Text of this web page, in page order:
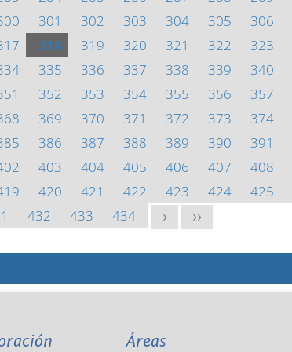
301 302 303 304 305 306
318 319 320 321 322 323
335 336 337 338 339 340
352 353 354 355 356 357
369 370 371 372 373 374
386 387 388 389 390 391
403 404 405 406 407 408
420 421 422 423 424 425
432 433 434 > >>
Áreas